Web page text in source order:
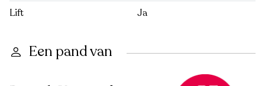
Lift
Ja
Een pand van